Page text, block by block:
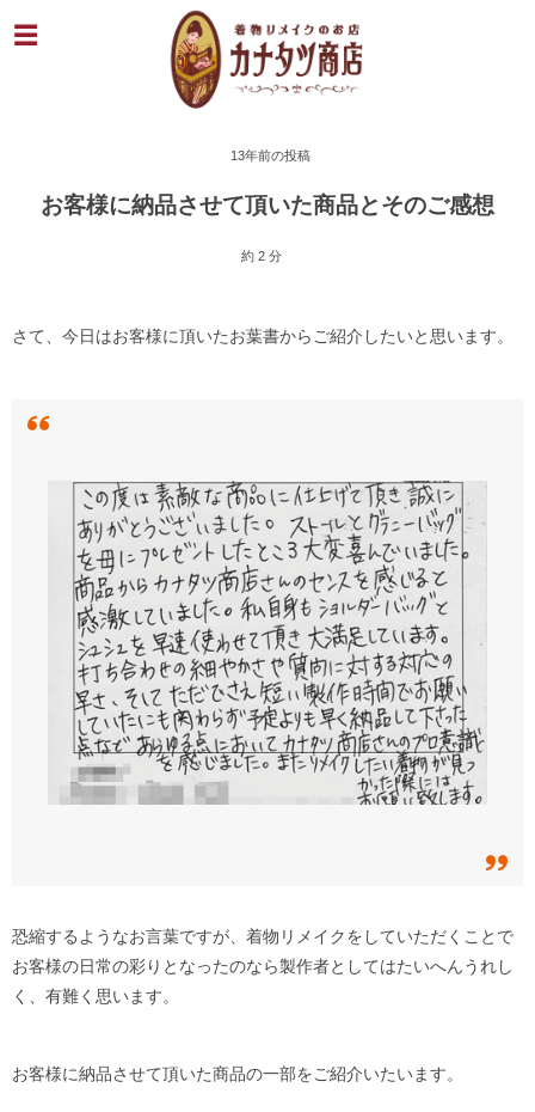
13年前の投稿
お客様に納品させて頂いた商品とそのご感想
約 2 分
さて、今日はお客様に頂いたお葉書からご紹介したいと思います。
恐縮するようなお言葉ですが、着物リメイクをしていただくことで
お客様の日常の彩りとなったのなら製作者としてはたいへんうれし
く、有難く思います。
お客様に納品させて頂いた商品の一部をご紹介いたいます。